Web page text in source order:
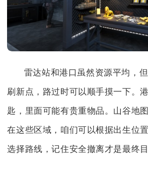
雷达站和港口虽然资源平均，
刷新点，路过时可以顺手摸一下。
匙，里面可能有贵重物品。山谷地
在这些区域，咱们可以根据出生位
选择路线，记住安全撤离才是最终目